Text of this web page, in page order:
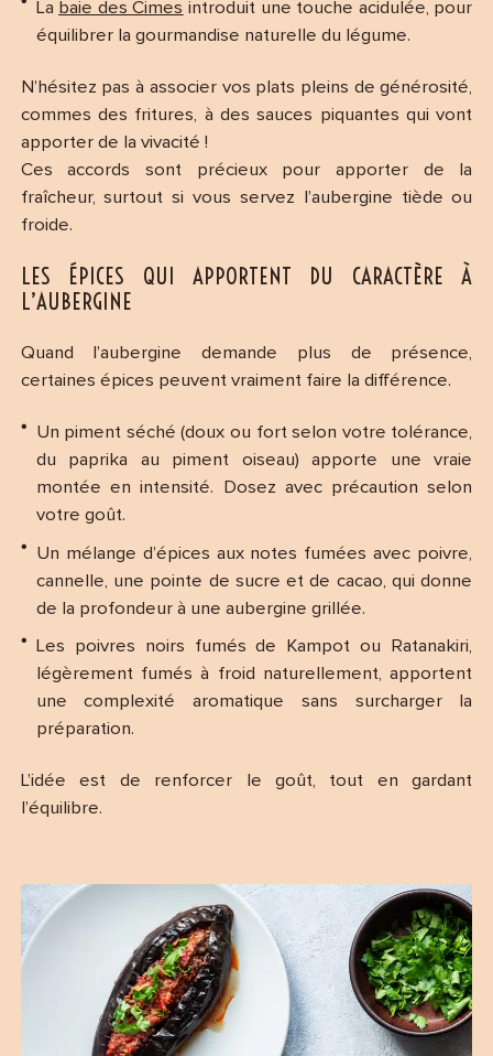
La baie des Cimes introduit une touche acidulée, pour
équilibrer la gourmandise naturelle du légume.
N’hésitez pas à associer vos plats pleins de générosité,
commes des fritures, à des sauces piquantes qui vont
apporter de la vivacité !
Ces accords sont précieux pour apporter de la
fraîcheur, surtout si vous servez l’aubergine tiède ou
froide.
LES ÉPICES QUI APPORTENT DU CARACTÈRE À
L’AUBERGINE
Quand l’aubergine demande plus de présence,
certaines épices peuvent vraiment faire la différence.
Un piment séché (doux ou fort selon votre tolérance,
du paprika au piment oiseau) apporte une vraie
montée en intensité. Dosez avec précaution selon
votre goût.
Un mélange d’épices aux notes fumées avec poivre,
cannelle, une pointe de sucre et de cacao, qui donne
de la profondeur à une aubergine grillée.
Les poivres noirs fumés de Kampot ou Ratanakiri,
légèrement fumés à froid naturellement, apportent
une complexité aromatique sans surcharger la
préparation.
L’idée est de renforcer le goût, tout en gardant
l’équilibre.